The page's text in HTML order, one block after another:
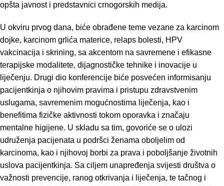
opšta javnost i predstavnici crnogorskih medija.
U okviru prvog dana, biće obrađene teme vezane za karcinom
dojke, karcinom grlića materice, relaps bolesti, HPV
vakcinacija i skrining, sa akcentom na savremene i efikasne
terapijske modalitete, dijagnostičke tehnike i inovacije u
liječenju. Drugi dio konferencije biće posvećen informisanju
pacijentkinja o njihovim pravima i pristupu zdravstvenim
uslugama, savremenim mogućnostima liječenja, kao i
benefitima fizičke aktivnosti tokom oporavka i značaju
mentalne higijene. U skladu sa tim, govoriće se o ulozi
udruženja pacijenata u podršci ženama oboljelim od
karcinoma, kao i njihovoj borbi za prava i poboljšanje životnih
uslova pacijentkinja. Sa ciljem unapređenja svijesti društva o
važnosti prevencije, ranog otkrivanja i liječenja, te tačnog i